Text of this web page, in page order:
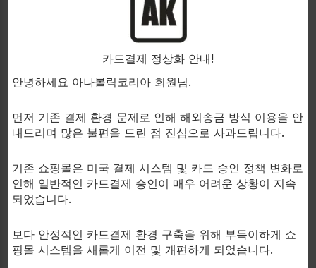
도를 높이도록 설계되어 있습니다.
그러한 추가 세트와 반복회수는 운동능력과 정신력 향
상에 더해져야 합니다. 어떻게 이러한 효과를 성공적으
로 달성할 수 있을까요?
Dopaphin3 ™에 의해 강력한 효과를 제공합니다.
Dopaphin3 ™은 Phenylalanine HCL, N-
상표입니다.
카드결제 정상화 안내!
안녕하세요 아나볼릭코리아 회원님.
먼저 기존 결제 환경 문제로 인해 해외송금 방식 이용을 안
내드리며 많은 불편을 드린 점 진심으로 사과드립니다.
기존 쇼핑몰은 미국 결제 시스템 및 카드 승인 정책 변화로
인해 일반적인 카드결제 승인이 매우 어려운 상황이 지속
되었습니다.
보다 안정적인 카드결제 환경 구축을 위해 부득이하게 쇼
핑몰 시스템을 새롭게 이전 및 개편하게 되었습니다.